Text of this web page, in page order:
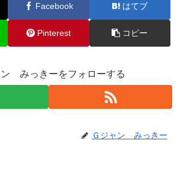
Facebook はてブ
Pinterest コピー
ン みっきーをフォローする
Ｇジャン みっきー